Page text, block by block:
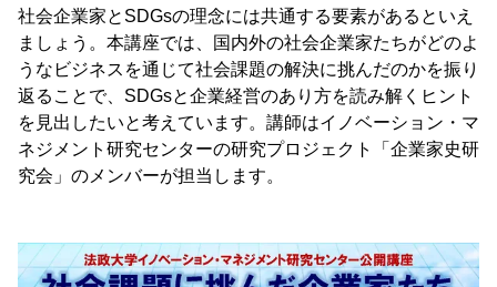
社会企業家とSDGsの理念には共通する要素があるといえ
ましょう。本講座では、国内外の社会企業家たちがどのよ
うなビジネスを通じて社会課題の解決に挑んだのかを振り
返ることで、SDGsと企業経営のあり方を読み解くヒント
を見出したいと考えています。講師はイノベーション・マ
ネジメント研究センターの研究プロジェクト「企業家史研
究会」のメンバーが担当します。